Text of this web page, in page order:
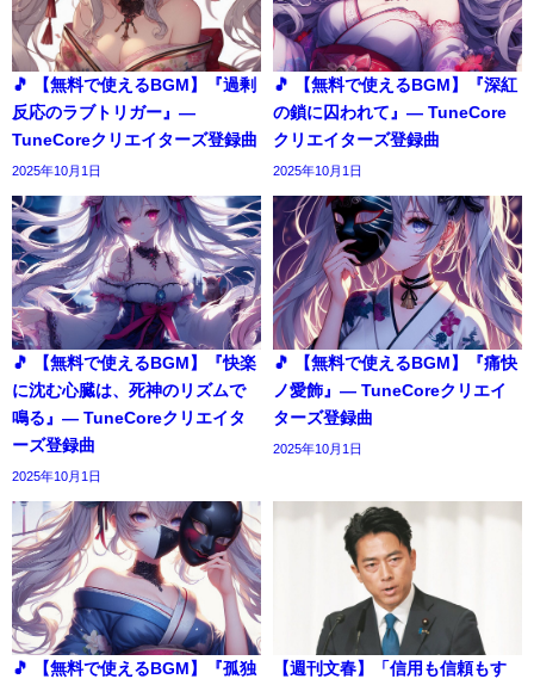
🎵 【無料で使えるBGM】『過剰
反応のラブトリガー』―
TuneCoreクリエイターズ登録曲
2025年10月1日
🎵 【無料で使えるBGM】『深紅
の鎖に囚われて』― TuneCore
クリエイターズ登録曲
2025年10月1日
🎵 【無料で使えるBGM】『快楽
に沈む心臓は、死神のリズムで
鳴る』― TuneCoreクリエイタ
ーズ登録曲
2025年10月1日
🎵 【無料で使えるBGM】『痛快
ノ愛飾』― TuneCoreクリエイ
ターズ登録曲
2025年10月1日
🎵 【無料で使えるBGM】『孤独
【週刊文春】「信用も信頼もす